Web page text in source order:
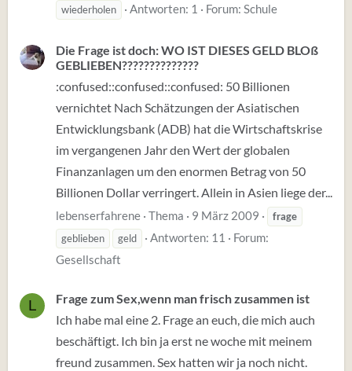
wiederholen
Antworten: 1 Forum: Schule
Die Frage ist doch: WO IST DIESES GELD BLOß
GEBLIEBEN??????????????
:confused::confused::confused: 50 Billionen
vernichtet Nach Schätzungen der Asiatischen
Entwicklungsbank (ADB) hat die Wirtschaftskrise
im vergangenen Jahr den Wert der globalen
Finanzanlagen um den enormen Betrag von 50
Billionen Dollar verringert. Allein in Asien liege der...
lebenserfahrene Thema 9 März 2009
frage
geblieben
geld Antworten: 11
Forum:
Gesellschaft
L
Frage zum Sex,wenn man frisch zusammen ist
Ich habe mal eine 2. Frage an euch, die mich auch
beschäftigt. Ich bin ja erst ne woche mit meinem
freund zusammen. Sex hatten wir ja noch nicht.